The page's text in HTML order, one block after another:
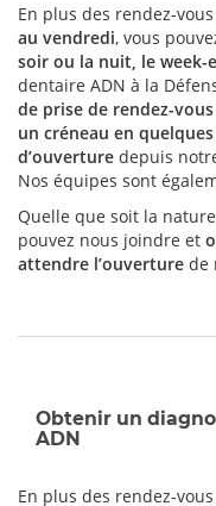
En plus des rendez-
au vendredi, vous
soir ou la nuit, le week-
dentaire ADN à la
de prise de rendez-
un créneau en
d’ouverture depuis
Nos équipes sont
Quelle que soit la
pouvez nous joindre et
attendre l’ouverture de
Obtenir un
ADN
En plus des rendez-